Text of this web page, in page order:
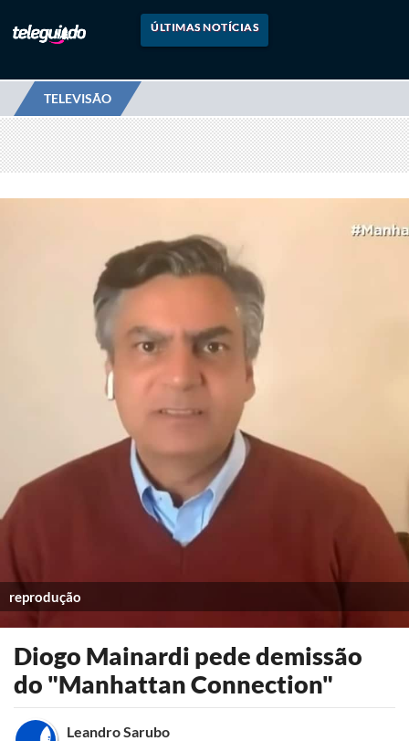
ÚLTIMAS NOTÍCIAS
TELEVISÃO
reprodução
Diogo Mainardi pede demissão
do "Manhattan Connection"
Leandro Sarubo